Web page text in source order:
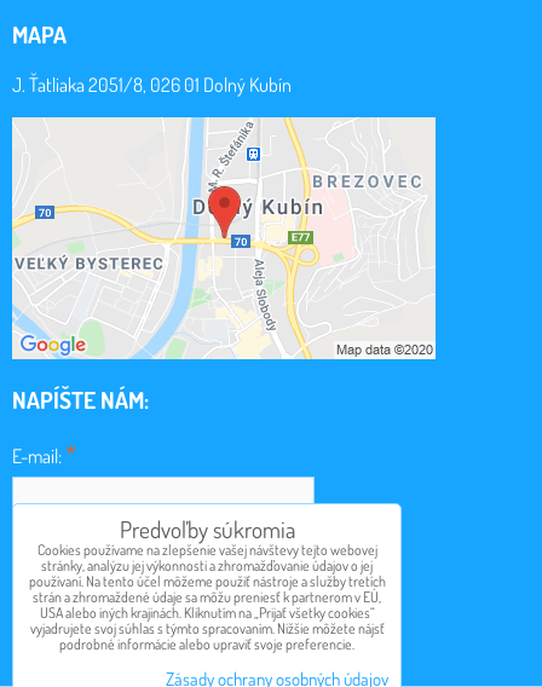
MAPA
J. Ťatliaka 2051/8, 026 01 Dolný Kubín
NAPÍŠTE NÁM:
E-mail:*
Obsah:*
Predvoľby súkromia
Cookies používame na zlepšenie vašej návštevy tejto webovej
stránky, analýzu jej výkonnosti a zhromažďovanie údajov o jej
používaní. Na tento účel môžeme použiť nástroje a služby tretích
strán a zhromaždené údaje sa môžu preniesť k partnerom v EÚ,
USA alebo iných krajinách. Kliknutím na „Prijať všetky cookies“
vyjadrujete svoj súhlas s týmto spracovaním. Nižšie môžete nájsť
podrobné informácie alebo upraviť svoje preferencie.
Zásady ochrany osobných údajov